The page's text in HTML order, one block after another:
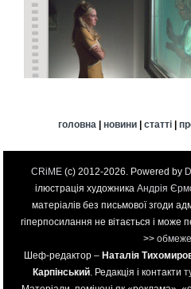
головна | новини| статті|
CRiME (c) 2012-2026. Powered by
ілюстрація художника Андрія
матеріалів без письмової згоди
гіперпосилання не вітається і може
>>
Шеф-редактор – Наталія
Карпінський . Редакція і контакти